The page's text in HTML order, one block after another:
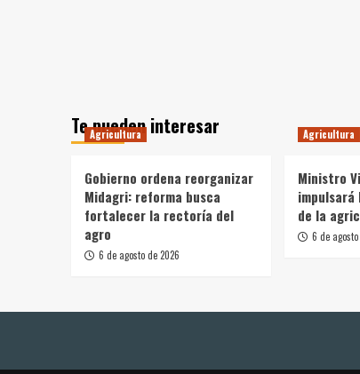
Te pueden interesar
Agricultura
Gobierno ordena reorganizar
Midagri: reforma busca
fortalecer la rectoría del
agro
6 de agosto de 2026
Agricultura
Ministro
de la
6 de